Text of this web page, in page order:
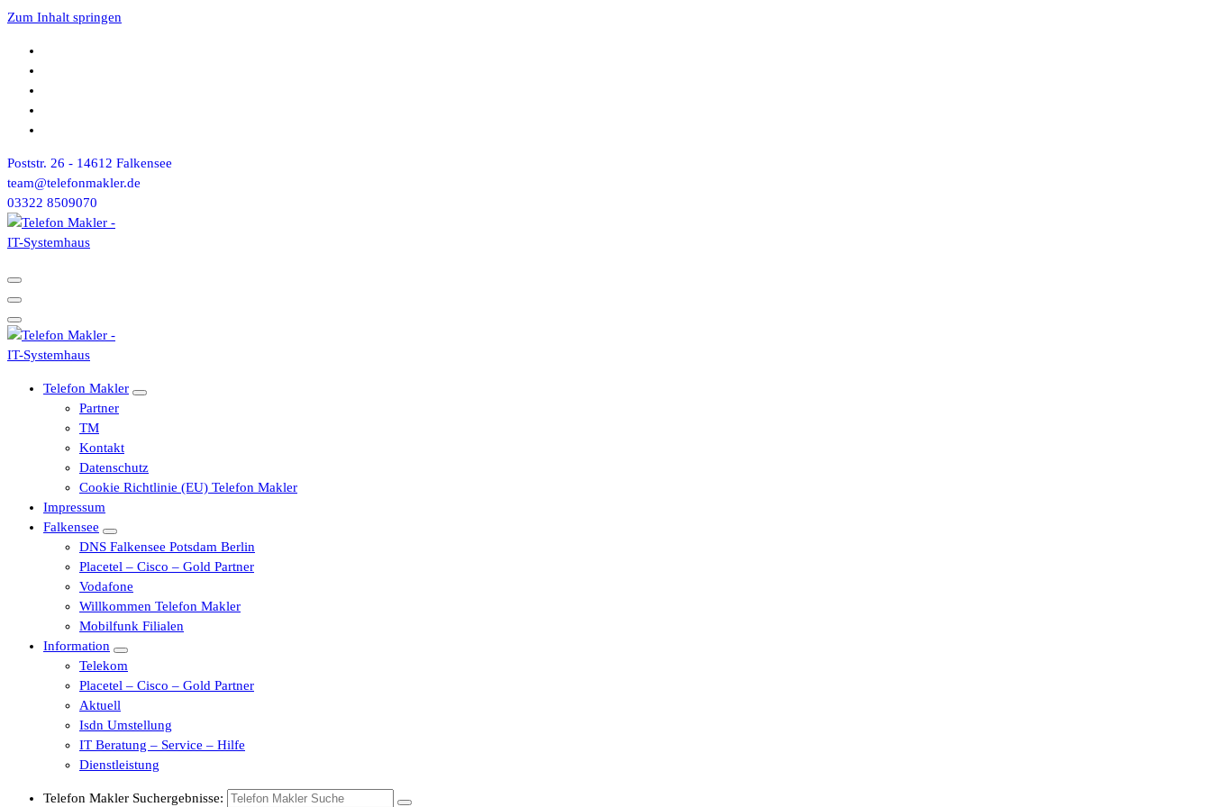
Zum Inhalt springen
Poststr. 26 - 14612 Falkensee
team@telefonmakler.de
03322 8509070
Telefon Makler
Partner
TM
Kontakt
Datenschutz
Cookie Richtlinie (EU) Telefon Makler
Impressum
Falkensee
DNS Falkensee Potsdam Berlin
Placetel – Cisco – Gold Partner
Vodafone
Willkommen Telefon Makler
Mobilfunk Filialen
Information
Telekom
Placetel – Cisco – Gold Partner
Aktuell
Isdn Umstellung
IT Beratung – Service – Hilfe
Dienstleistung
Telefon Makler Suchergebnisse: